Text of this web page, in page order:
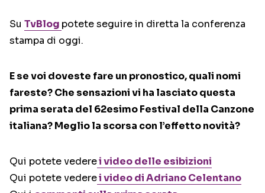
Su TvBlog potete seguire in diretta la conferenza
stampa di oggi.
E se voi doveste fare un pronostico, quali nomi
fareste? Che sensazioni vi ha lasciato questa
prima serata del 62esimo Festival della Canzone
italiana? Meglio la scorsa con l’effetto novità?
Qui potete vederei video delle esibizioni
Qui potete vederei video di Adriano Celentano